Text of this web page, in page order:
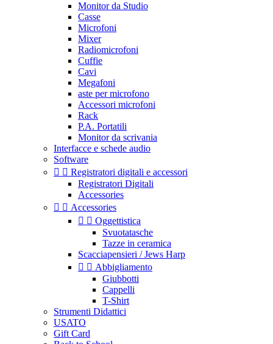
Monitor da Studio
Casse
Microfoni
Mixer
Radiomicrofoni
Cuffie
Cavi
Megafoni
aste per microfono
Accessori microfoni
Rack
P.A. Portatili
Monitor da scrivania
Interfacce e schede audio
Software
  Registratori digitali e accessori
Registratori Digitali
Accessories
  Accessories
  Oggettistica
Svuotatasche
Tazze in ceramica
Scacciapensieri / Jews Harp
  Abbigliamento
Giubbotti
Cappelli
T-Shirt
Strumenti Didattici
USATO
Gift Card